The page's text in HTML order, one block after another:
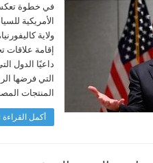
ترفض
التعريفات
الجديدة
وتدعو
لحماية
منتجاتها
مغلقة
في خطوة
الأمريكية
ولاية
إقامة علاقات
داعيًا الدول
التي فرضها
المنتجات
أكمل القراءة